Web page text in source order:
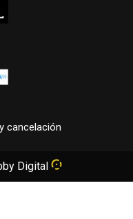
cancelación
Digital